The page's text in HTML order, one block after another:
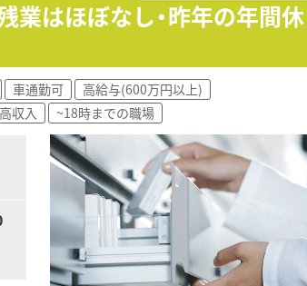
業はほぼなし・昨年の年間休
車通勤可
高給与(600万円以上)
高収入 ~18時までの職場